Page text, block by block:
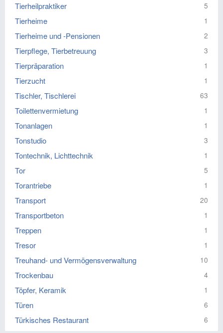
Tierheilpraktiker 5
Tierheime 1
Tierheime und -Pensionen 2
Tierpflege, Tierbetreuung 3
Tierpräparation 1
Tierzucht 1
Tischler, Tischlerei 63
Toilettenvermietung 1
Tonanlagen 1
Tonstudio 3
Tontechnik, Lichttechnik 1
Tor 5
Torantriebe 1
Transport 20
Transportbeton 1
Treppen 1
Tresor 1
Treuhand- und Vermögensverwaltung 10
Trockenbau 4
Töpfer, Keramik 1
Türen 6
Türkisches Restaurant 6